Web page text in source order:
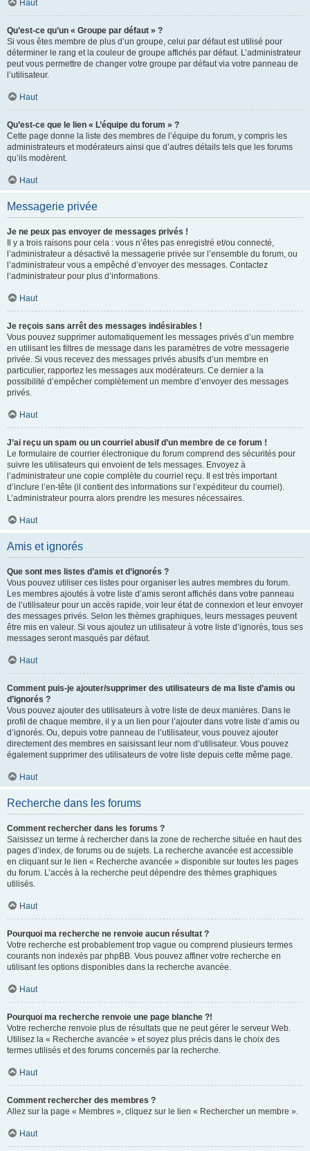
Haut
Qu’est-ce qu’un « Groupe par défaut » ?
Si vous êtes membre de plus d’un groupe, celui par défaut est utilisé pour
déterminer le rang et la couleur de groupe affichés par défaut. L’administrateur
peut vous permettre de changer votre groupe par défaut via votre panneau de
l’utilisateur.
Haut
Qu’est-ce que le lien « L’équipe du forum » ?
Cette page donne la liste des membres de l’équipe du forum, y compris les
administrateurs et modérateurs ainsi que d’autres détails tels que les forums
qu’ils modèrent.
Haut
Messagerie privée
Je ne peux pas envoyer de messages privés !
Il y a trois raisons pour cela : vous n’êtes pas enregistré et/ou connecté,
l’administrateur a désactivé la messagerie privée sur l’ensemble du forum, ou
l’administrateur vous a empêché d’envoyer des messages. Contactez
l’administrateur pour plus d’informations.
Haut
Je reçois sans arrêt des messages indésirables !
Vous pouvez supprimer automatiquement les messages privés d’un membre
en utilisant les filtres de message dans les paramètres de votre messagerie
privée. Si vous recevez des messages privés abusifs d’un membre en
particulier, rapportez les messages aux modérateurs. Ce dernier a la
possibilité d’empêcher complètement un membre d’envoyer des messages
privés.
Haut
J’ai reçu un spam ou un courriel abusif d’un membre de ce forum !
Le formulaire de courrier électronique du forum comprend des sécurités pour
suivre les utilisateurs qui envoient de tels messages. Envoyez à
l’administrateur une copie complète du courriel reçu. Il est très important
d’inclure l’en-tête (il contient des informations sur l’expéditeur du courriel).
L’administrateur pourra alors prendre les mesures nécessaires.
Haut
Amis et ignorés
Que sont mes listes d’amis et d’ignorés ?
Vous pouvez utiliser ces listes pour organiser les autres membres du forum.
Les membres ajoutés à votre liste d’amis seront affichés dans votre panneau
de l’utilisateur pour un accès rapide, voir leur état de connexion et leur envoyer
des messages privés. Selon les thèmes graphiques, leurs messages peuvent
être mis en valeur. Si vous ajoutez un utilisateur à votre liste d’ignorés, tous ses
messages seront masqués par défaut.
Haut
Comment puis-je ajouter/supprimer des utilisateurs de ma liste d’amis ou
d’ignorés ?
Vous pouvez ajouter des utilisateurs à votre liste de deux manières. Dans le
profil de chaque membre, il y a un lien pour l’ajouter dans votre liste d’amis ou
d’ignorés. Ou, depuis votre panneau de l’utilisateur, vous pouvez ajouter
directement des membres en saisissant leur nom d’utilisateur. Vous pouvez
également supprimer des utilisateurs de votre liste depuis cette même page.
Haut
Recherche dans les forums
Comment rechercher dans les forums ?
Saisissez un terme à rechercher dans la zone de recherche située en haut des
pages d’index, de forums ou de sujets. La recherche avancée est accessible
en cliquant sur le lien « Recherche avancée » disponible sur toutes les pages
du forum. L’accès à la recherche peut dépendre des thèmes graphiques
utilisés.
Haut
Pourquoi ma recherche ne renvoie aucun résultat ?
Votre recherche est probablement trop vague ou comprend plusieurs termes
courants non indexés par phpBB. Vous pouvez affiner votre recherche en
utilisant les options disponibles dans la recherche avancée.
Haut
Pourquoi ma recherche renvoie une page blanche ?!
Votre recherche renvoie plus de résultats que ne peut gérer le serveur Web.
Utilisez la « Recherche avancée » et soyez plus précis dans le choix des
termes utilisés et des forums concernés par la recherche.
Haut
Comment rechercher des membres ?
Allez sur la page « Membres », cliquez sur le lien « Rechercher un membre ».
Haut